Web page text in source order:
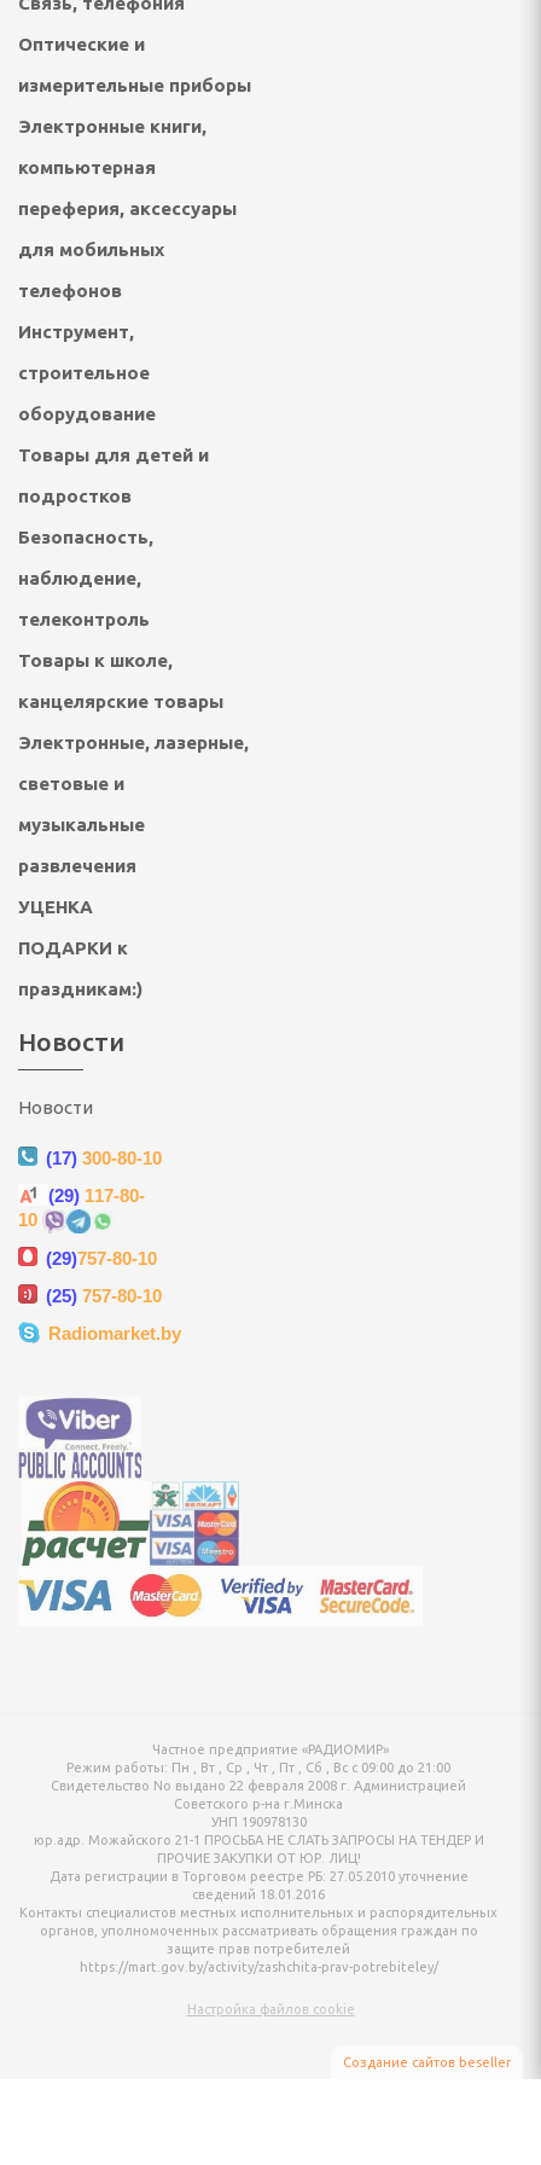
машины
морозильники
плиты
машины
вентиляторы
ДЛЯ
турки
электрические
печи
самовары
ростеры,
кексницы
соковарки
и фруктов
сахарной
мороженого, попкорна
газовые шашлычницы
контейнеры
ДЛЯ
ОБРАБОТКИ
овощерезки
Оптические и
измерительные приборы
Электронные книги,
компьютерная
переферия, аксессуары
для мобильных
телефонов
Инструмент,
строительное
оборудование
Товары для детей и
подростков
Безопасность,
наблюдение,
телеконтроль
Товары к школе,
канцелярские товары
Электронные, лазерные,
световые и
музыкальные
развлечения
УЦЕНКА
ПОДАРКИ к
праздникам:)
Новости
Новости
(17) 300-80-10
(29) 117-80-
10
(29)757-80-10
(25) 757-80-10
Radiomarket.by
Частное предприятие «РАДИОМИР»
Режим работы: Пн , Вт , Ср , Чт , Пт , Сб , Вс c 09:00 до 21:00
Свидетельство No выдано 22 февраля 2008 г. Администрацией
Советского р-на г.Минска
УНП 190978130
юр.адр. Можайского 21-1 ПРОСЬБА НЕ СЛАТЬ ЗАПРОСЫ НА ТЕНДЕР И
ПРОЧИЕ ЗАКУПКИ ОТ ЮР. ЛИЦ!
Дата регистрации в Торговом реестре РБ: 27.05.2010 уточнение
сведений 18.01.2016
Контакты специалистов местных исполнительных и распорядительных
органов, уполномоченных рассматривать обращения граждан по
защите прав потребителей
https://mart.gov.by/activity/zashchita-prav-potrebiteley/
Настройка файлов cookie
Создание сайтов beseller